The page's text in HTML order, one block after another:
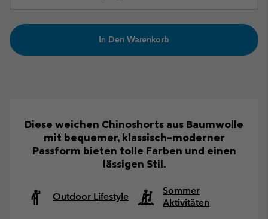
In Den Warenkorb
Diese weichen Chinoshorts aus Baumwolle
mit bequemer, klassisch-moderner
Passform bieten tolle Farben und einen
lässigen Stil.
Outdoor Lifestyle
Sommer
Aktivitäten